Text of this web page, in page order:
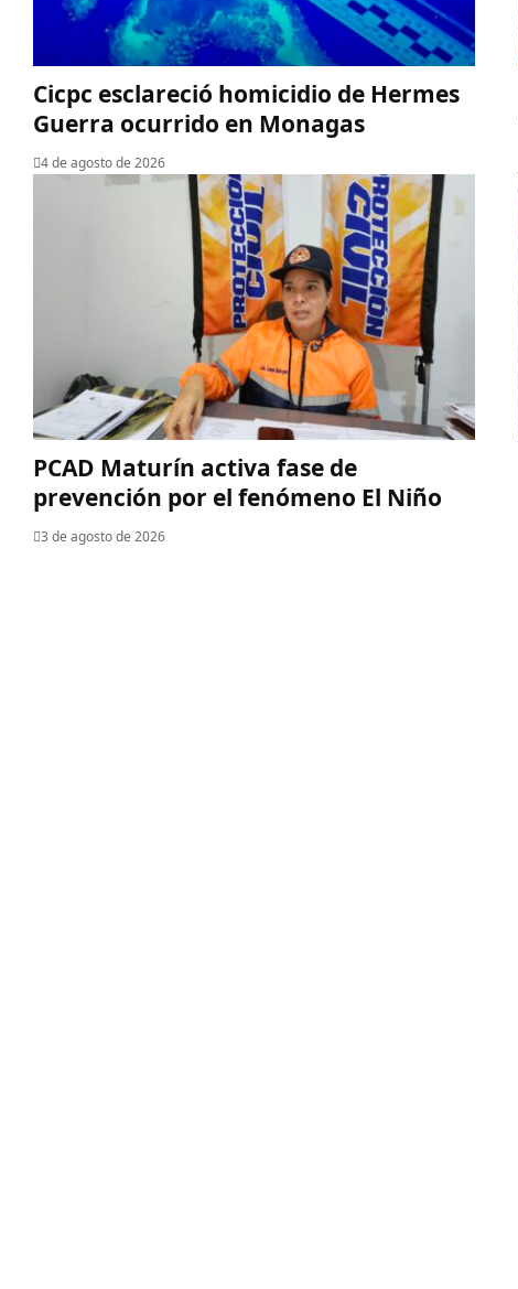
Cicpc esclareció homicidio de Hermes
Guerra ocurrido en Monagas
4 de agosto de 2026
PCAD Maturín activa fase de
prevención por el fenómeno El Niño
3 de agosto de 2026